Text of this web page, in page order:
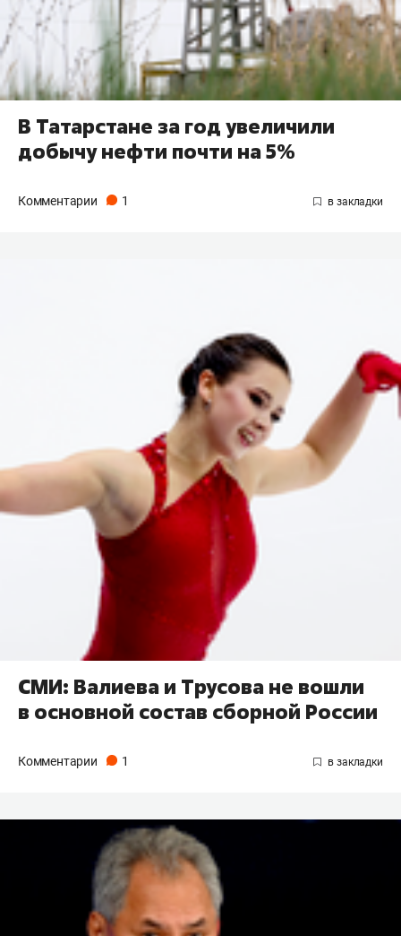
В Татарстане за год увеличили
добычу нефти почти на 5%
Комментарии 1
СМИ: Валиева и Трусова не вошли
в основной состав сборной России
Комментарии 1